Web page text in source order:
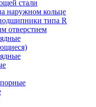
стали
наружном кольце
типа R
отверстием